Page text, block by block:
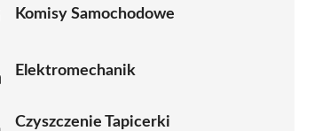
Komisy Samochodowe
Elektromechanik
Czyszczenie Tapicerki